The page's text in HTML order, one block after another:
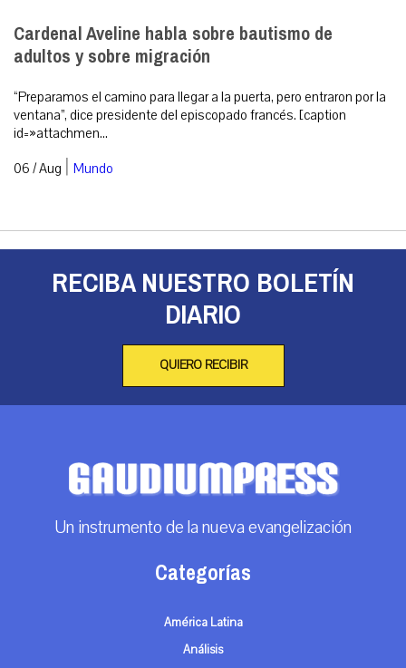
Cardenal Aveline habla sobre bautismo de
adultos y sobre migración
“Preparamos el camino para llegar a la puerta, pero entraron por la
ventana”, dice presidente del episcopado francés. [caption
id=»attachmen...
06 / Aug | Mundo
RECIBA NUESTRO BOLETÍN
DIARIO
QUIERO RECIBIR
Un instrumento de la nueva evangelización
Categorías
América Latina
Análisis